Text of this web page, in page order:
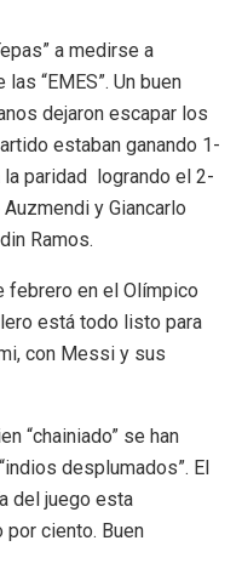
a medirse a
“EMES”. Un buen
dejaron escapar los
estaban ganando 1-
la paridad logrando el 2-
y Giancarlo
Ramos.
febrero en el Olímpico
está todo listo para
con Messi y sus
“chainiado” se han
desplumados”. El
del juego esta
por ciento. Buen